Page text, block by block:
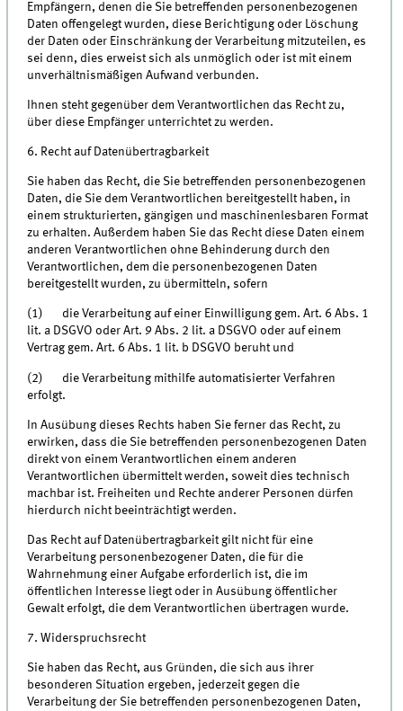
Empfängern, denen die Sie betreffenden personenbezogenen
Daten offengelegt wurden, diese Berichtigung oder Löschung
der Daten oder Einschränkung der Verarbeitung mitzuteilen, es
sei denn, dies erweist sich als unmöglich oder ist mit einem
unverhältnismäßigen Aufwand verbunden.
Ihnen steht gegenüber dem Verantwortlichen das Recht zu,
über diese Empfänger unterrichtet zu werden.
6. Recht auf Datenübertragbarkeit
Sie haben das Recht, die Sie betreffenden personenbezogenen
Daten, die Sie dem Verantwortlichen bereitgestellt haben, in
einem strukturierten, gängigen und maschinenlesbaren Format
zu erhalten. Außerdem haben Sie das Recht diese Daten einem
anderen Verantwortlichen ohne Behinderung durch den
Verantwortlichen, dem die personenbezogenen Daten
bereitgestellt wurden, zu übermitteln, sofern
(1) die Verarbeitung auf einer Einwilligung gem. Art. 6 Abs. 1
lit. a DSGVO oder Art. 9 Abs. 2 lit. a DSGVO oder auf einem
Vertrag gem. Art. 6 Abs. 1 lit. b DSGVO beruht und
(2) die Verarbeitung mithilfe automatisierter Verfahren
erfolgt.
In Ausübung dieses Rechts haben Sie ferner das Recht, zu
erwirken, dass die Sie betreffenden personenbezogenen Daten
direkt von einem Verantwortlichen einem anderen
Verantwortlichen übermittelt werden, soweit dies technisch
machbar ist. Freiheiten und Rechte anderer Personen dürfen
hierdurch nicht beeinträchtigt werden.
Das Recht auf Datenübertragbarkeit gilt nicht für eine
Verarbeitung personenbezogener Daten, die für die
Wahrnehmung einer Aufgabe erforderlich ist, die im
öffentlichen Interesse liegt oder in Ausübung öffentlicher
Gewalt erfolgt, die dem Verantwortlichen übertragen wurde.
7. Widerspruchsrecht
Sie haben das Recht, aus Gründen, die sich aus ihrer
besonderen Situation ergeben, jederzeit gegen die
Verarbeitung der Sie betreffenden personenbezogenen Daten,